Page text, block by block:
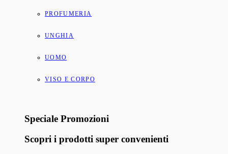
PROFUMERIA
UNGHIA
UOMO
VISO E CORPO
Speciale Promozioni
Scopri i prodotti super convenienti